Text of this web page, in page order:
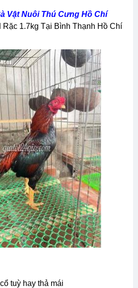
Vật Nuôi Thú Cưng Hồ Chí
Rặc 1.7kg Tại Bình Thạnh Hồ Chí
tuỳ hay thả mái